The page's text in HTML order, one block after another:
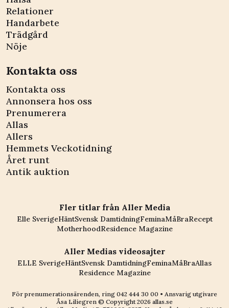
Relationer
Handarbete
Trädgård
Nöje
Kontakta oss
Kontakta oss
Annonsera hos oss
Prenumerera
Allas
Allers
Hemmets Veckotidning
Året runt
Antik auktion
Fler titlar från Aller Media
Elle SverigeHäntSvensk DamtidningFeminaMåBraRecept
MotherhoodResidence Magazine
Aller Medias videosajter
ELLE SverigeHäntSvensk DamtidningFeminaMåBraAllas
Residence Magazine
För prenumerationsärenden, ring 042 444 30 00 • Ansvarig utgivare
Åsa Liliegren © Copyright2026 allas.se